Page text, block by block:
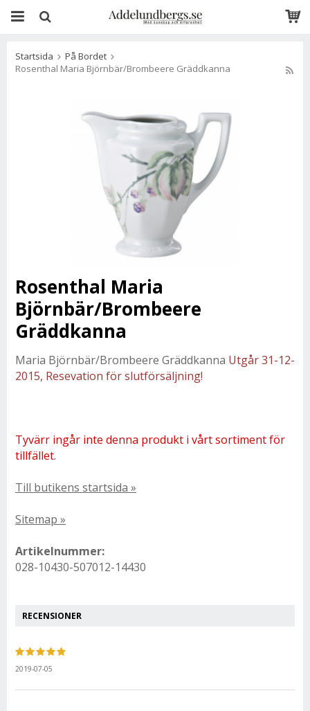
Startsida
På Bordet
Rosenthal Maria Björnbär/Brombeere Gräddkanna
Rosenthal Maria
Björnbär/Brombeere
Gräddkanna
Maria Björnbär/Brombeere Gräddkanna Utgår 31-12-
2015, Resevation för slutförsäljning!
Tyvärr ingår inte denna produkt i vårt sortiment för
tillfället.
Till butikens startsida »
Sitemap »
Artikelnummer:
028-10430-507012-14430
RECENSIONER
2019-07-05